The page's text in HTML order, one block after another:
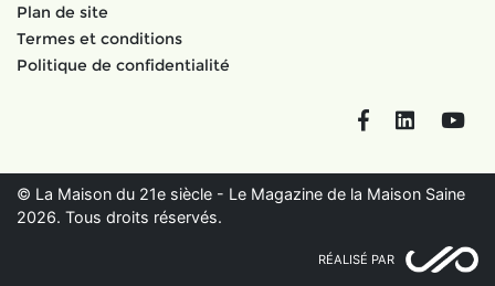
Plan de site
Termes et conditions
Politique de confidentialité
FacebookLinkedIn
© La Maison du 21e siècle - Le Magazine de la Maison Saine
2026. Tous droits réservés.
RÉALISÉ PAR